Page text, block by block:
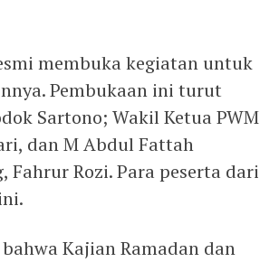
membuka kegiatan untuk
Pembukaan ini turut
Sartono; Wakil Ketua PWM
dan M Abdul Fattah
Fahrur Rozi. Para peserta dari
Kajian Ramadan dan